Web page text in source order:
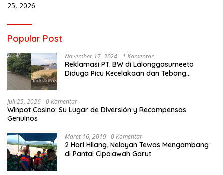
25, 2026
Popular Post
November 17, 2024 1 Komentar
Reklamasi PT. BW di Lalonggasumeeto
Diduga Picu Kecelakaan dan Tebang
Juli 25, 2026 0 Komentar
Winpot Casino: Su Lugar de Diversión y Recompensas
Genuinos
Maret 16, 2019 0 Komentar
2 Hari Hilang, Nelayan Tewas Mengambang
di Pantai Cipalawah Garut